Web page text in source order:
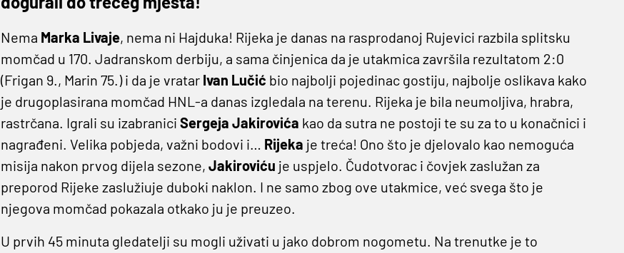
Nema Marka Livaje, nema ni Hajduka! Rijeka je danas na rasprodanoj Rujevici razbila splitsku
momčad u 170. Jadranskom derbiju, a sama činjenica da je utakmica završila rezultatom 2:0
(Frigan 9., Marin 75.) i da je vratar Ivan Lučić bio najbolji pojedinac gostiju, najbolje oslikava kako
je drugoplasirana momčad HNL-a danas izgledala na terenu. Rijeka je bila neumoljiva, hrabra,
rastrčana. Igrali su izabranici Sergeja Jakirovića kao da sutra ne postoji te su za to u konačnici i
nagrađeni. Velika pobjeda, važni bodovi i… Rijeka je treća! Ono što je djelovalo kao nemoguća
misija nakon prvog dijela sezone, Jakiroviću je uspjelo. Čudotvorac i čovjek zaslužan za
preporod Rijeke zaslužiuje duboki naklon. I ne samo zbog ove utakmice, već svega što je
njegova momčad pokazala otkako ju je preuzeo.
U prvih 45 minuta gledatelji su mogli uživati u jako dobrom nogometu. Na trenutke je to